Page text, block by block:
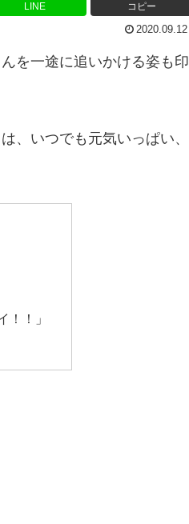
LINE コピー
2020.09.12
を一途に追いかける姿も印
、いつでも元気いっぱい、
！！」